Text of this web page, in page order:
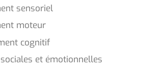
sensoriel
moteur
cognitif
et émotionnelles